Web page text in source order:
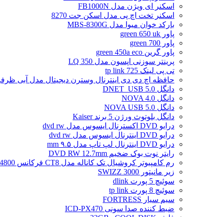
اسکنر ای ویژن مدل FB1000N
اسکنر تخت اچ پی مدل اسکن جت 8270
بارکد خوان میوا مدل MBS-8300G
پاور green 650 uk
پاور green 700
پاور گرین green 450a eco
پرینتر سوزنی اپسون مدل LQ 350
تی پی لینک tp link 725
حافظه اچ دی دی اینترنال وسترن دیجیتال مدل آبی ظرفیت 2
دانگل DNET_USB 5.0
دانگل NOVA 4.0
دانگل NOVA USB 5.0
دانگل بلوتوث ورژن 5 برند Kaiser
درایو DVD اکسترنال ایسوس مدل dvd rw
درایو DVD اینترنال ایسوس مدل dvd rw
درایو DVD اینترنال لپ تاپ مدل ۹.۵ mm
رایتر نوت بوک ضخیم DVD RW 12.7mm
رم کامپیوتر کروشیال تک کاناله مدل CT8 فرکانس 4800 مگاهرتز DDR5 تایمینگ CL40 حافظه 8 گیگابایت
زیر مانیتور SWIZZ 3000
سوئیچ 5 پورت dlink
سوئیچ 8 پورت tp link
سیم سیار FORTRESS
ضبط کننده صدا سونی ICD-PX470